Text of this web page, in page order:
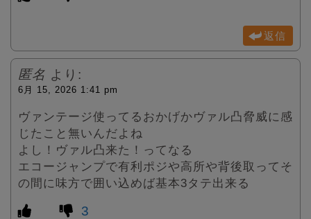
返信
匿名 より:
6月 15, 2026 1:41 pm
ヴァンテージ使ってるおかげかヴァル凸脅威に感
じたこと無いんだよね
よし！ヴァル凸来た！ってなる
エコージャンプで有利ポジや高所や背後取ってそ
の間に味方で囲い込めば基本3タテ出来る
3